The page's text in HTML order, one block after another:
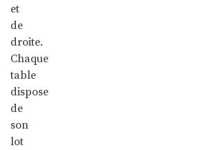
et
de
droite.
Chaque
table
dispose
de
son
lot